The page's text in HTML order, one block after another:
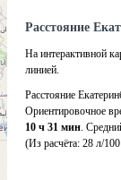
Расстояние
На интерактивной
линией.
Расстояние
Ориентировочное
10 ч 31 мин.
(Из расчёта: 28 л/